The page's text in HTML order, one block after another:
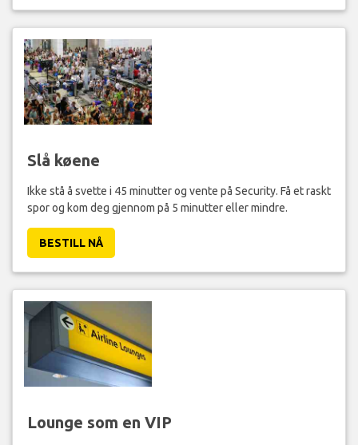
Slå køene
Ikke stå å svette i 45 minutter og vente på Security. Få et raskt
spor og kom deg gjennom på 5 minutter eller mindre.
BESTILL NÅ
Lounge som en VIP